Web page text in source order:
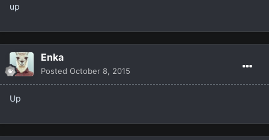
up
Enka
Posted October 8, 2015
Up